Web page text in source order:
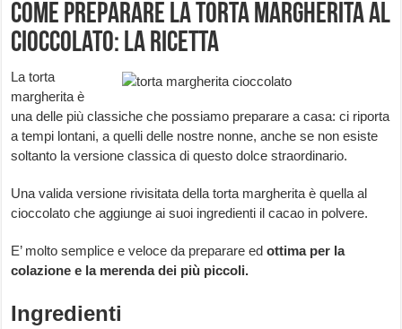
Come Preparare la Torta Margherita al
Cioccolato: la ricetta
La torta
margherita è
una delle più classiche che possiamo preparare a casa: ci riporta
a tempi lontani, a quelli delle nostre nonne, anche se non esiste
soltanto la versione classica di questo dolce straordinario.
Una valida versione rivisitata della torta margherita è quella al
cioccolato che aggiunge ai suoi ingredienti il cacao in polvere.
E’ molto semplice e veloce da preparare ed ottima per la
colazione e la merenda dei più piccoli.
Ingredienti